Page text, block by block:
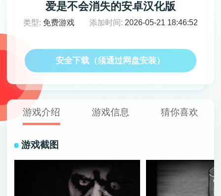
爱是不会消失的安卓汉化版
类型: 免费游戏 添加时间: 2026-05-21 18:46:52
安全下载（须通过网盘安装）
游戏介绍 游戏信息 猜你喜欢
游戏截图